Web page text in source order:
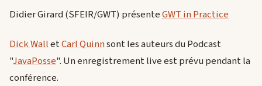
Didier Girard (SFEIR/GWT) présenteGWT in Practice
Dick WalletCarl Quinnsont les auteurs du Podcast
"JavaPosse". Un enregistrement live est prévu pendant la
conférence.